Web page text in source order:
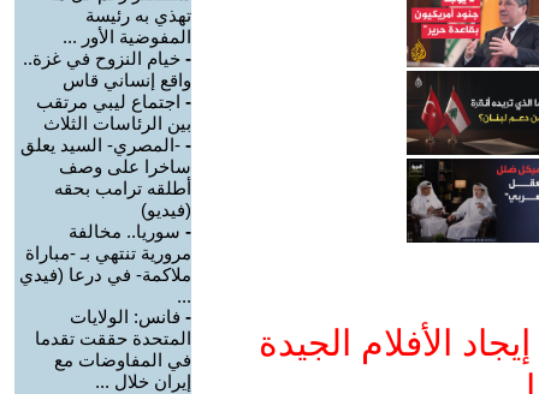
الأفلام الجيدة
تهذي به رئيسة
المفوضية الأور ...
- خيام النزوح في غزة..
واقع إنساني قاس
- اجتماع ليبي مرتقب
بين الرئاسات الثلاث
- -المصري- السيد يعلق
ساخرا على وصف
أطلقه ترامب بحقه
(فيديو)
- سوريا.. مخالفة
مرورية تنتهي بـ -مباراة
ملاكمة- في درعا (فيدي
...
- فانس: الولايات
المتحدة حققت تقدما
في المفاوضات مع
إيران خلال ...